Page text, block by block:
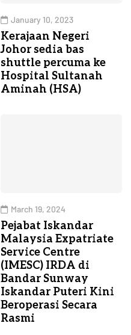
January 10, 2023
Kerajaan Negeri
Johor sedia bas
shuttle percuma ke
Hospital Sultanah
Aminah (HSA)
March 19, 2024
Pejabat Iskandar
Malaysia Expatriate
Service Centre
(IMESC) IRDA di
Bandar Sunway
Iskandar Puteri Kini
Beroperasi Secara
Rasmi